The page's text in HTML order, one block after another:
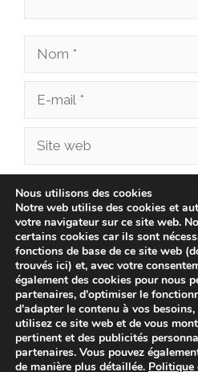
Nom
Site
Enregistrer mon nom,
dans le navigateur pour
commentaire.
Nous utilisons des cookies
Notre web utilise des cookies et
votre navigateur sur ce site web.
certains cookies car ils sont
fonctions de base de ce site web
trouvés ici) et, avec votre
également des cookies pour nous
partenaires, d'optimiser le
d'adapter le contenu à vos
utilisez ce site web et de vous
pertinent et des publicités
partenaires. Vous pouvez
de manière plus détaillée. Politique